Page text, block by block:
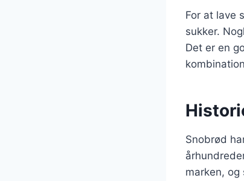
For at lave
sukker.
Det er en
Snobrød
marken,